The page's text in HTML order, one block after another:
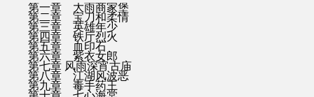
第一章 大雨商家堡
第二章 宝刀和柔情
第三章 英雄年少
第四章 铁厅烈火
第五章 血印石
第六章 紫衣女郎
第七章 风雨深宵古庙
第八章 江湖风波恶
第九章 毒手药王